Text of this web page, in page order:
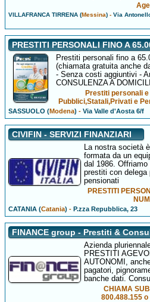
VILLAFRANCA TIRRENA (Messina) -Via
PRESTITI PERSONALI FINO A
Prestiti personali fino a
(chiamata gratuita anche
- Senza costi aggiuntivi -
CONSULENZA A
Prestiti personali
Pubblici,Statali,Privati e
SASSUOLO (Modena) -Via Valle d'Aosta 6/f
CIVIFIN - SERVIZI FINANZIARI
La nostra società
formata da un
dal 1986.
prestiti con
pensionati
PRESTITI
CATANIA (Catania) -P.zza Repubblica, 23
FINANCE group - Prestiti &
Azienda
PRESTITI
AUTONOMI,
pagatori,
banche dati.
CHIAMA
800.488.155